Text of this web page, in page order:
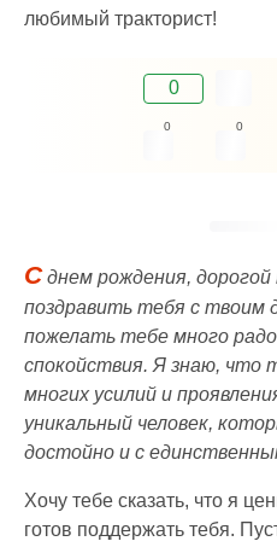
любимый тракторист!
0
0 0
Сднем рождения,
поздравить тебя с твоим
пожелать тебе много
спокойствия. Я знаю, что
многих усилий и
уникальный человек,
достойно и с
Хочу тебе сказать, что я
готов поддержать тебя.